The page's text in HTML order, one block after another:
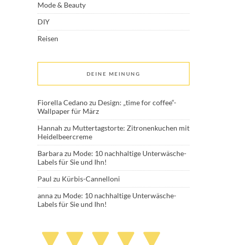
Mode & Beauty
DIY
Reisen
DEINE MEINUNG
Fiorella Cedanozu Design: „time for coffee“-
Wallpaper für März
Hannah zu Muttertagstorte: Zitronenkuchen mit
Heidelbeercreme
Barbarazu Mode: 10 nachhaltige Unterwäsche-
Labels für Sie und Ihn!
Paul zu Kürbis-Cannelloni
annazu Mode: 10 nachhaltige Unterwäsche-
Labels für Sie und Ihn!